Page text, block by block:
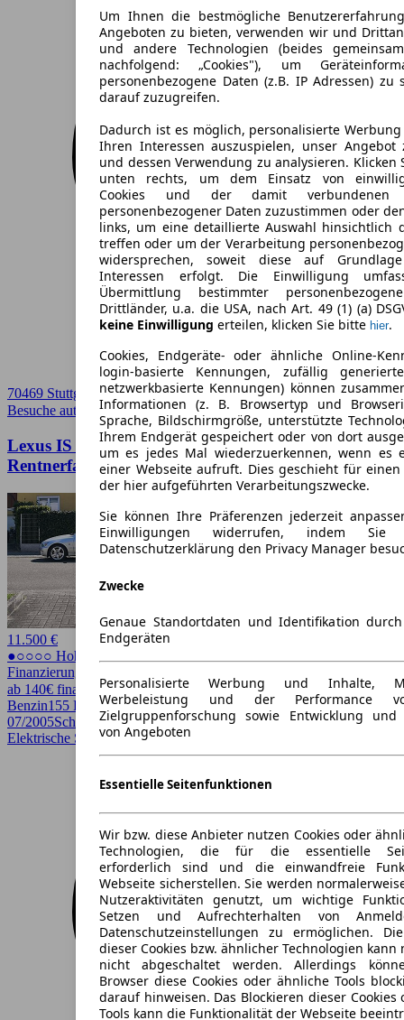
Um Ihnen die bestmögliche
Angeboten zu bieten, verwenden wir und
und andere Technologien (beides
nachfolgend: „Cookies"), um
personenbezogene Daten (z.B. IP Adressen) zu
darauf zuzugreifen.
Dadurch ist es möglich, personalisierte
Ihren Interessen auszuspielen, unser Angebot
und dessen Verwendung zu analysieren. Klicken
unten rechts, um dem Einsatz von
Cookies und der damit verbundenen
personenbezogener Daten zuzustimmen oder
links, um eine detaillierte Auswahl hinsichtlich
treffen oder um der Verarbeitung
widersprechen, soweit diese auf
Interessen erfolgt. Die Einwilligung
Übermittlung bestimmter
Drittländer, u.a. die USA, nach Art. 49 (1) (a)
keine Einwilligung erteilen, klicken Sie bitte hier.
Cookies, Endgeräte- oder ähnliche Online-
login-basierte Kennungen, zufällig
netzwerkbasierte Kennungen) können
Informationen (z. B. Browsertyp und
Sprache, Bildschirmgröße, unterstützte
Ihrem Endgerät gespeichert oder von dort
um es jedes Mal wiederzuerkennen, wenn es
einer Webseite aufruft. Dies geschieht für
der hier aufgeführten Verarbeitungszwecke.
Sie können Ihre Präferenzen jederzeit
Einwilligungen widerrufen, indem
Datenschutzerklärung den Privacy Manager
Zwecke
Genaue Standortdaten und Identifikation
Endgeräten
Personalisierte Werbung und Inhalte,
Werbeleistung und der Performance
Zielgruppenforschung sowie Entwicklung und
von Angeboten
Essentielle Seitenfunktionen
Wir bzw. diese Anbieter nutzen Cookies oder
Technologien, die für die essentielle
erforderlich sind und die einwandfreie
Webseite sicherstellen. Sie werden
Nutzeraktivitäten genutzt, um wichtige
Setzen und Aufrechterhalten von
Datenschutzeinstellungen zu ermöglichen.
dieser Cookies bzw. ähnlicher Technologien kann
nicht abgeschaltet werden. Allerdings
Browser diese Cookies oder ähnliche Tools
darauf hinweisen. Das Blockieren dieser
Tools kann die Funktionalität der Webseite
70469 Stuttgart
Besuche autoscout24.de➚
Lexus IS 200 Limited / Tüv NEU bis 07.2028 /
Rentnerfahrzeug !
11.500 €
●○○○○ Hoher Preis
Finanzierung möglich
ab 140€ finanzieren ↗
Benzin155 PS (114 kW)155.000 kmEZ
07/2005Schaltgetriebe Limousine4 Türen
Elektrische Sitze, Lederausstattung, Sitzheizung, Sportsitze